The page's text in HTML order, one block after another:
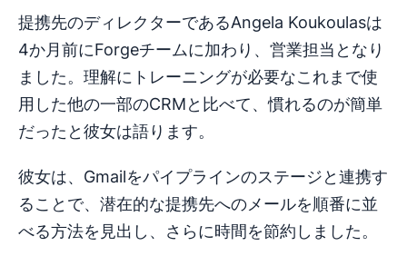
提携先のディレクターであるAngela Koukoulasは
4か月前にForgeチームに加わり、営業担当となり
ました。理解にトレーニングが必要なこれまで使
用した他の一部のCRMと比べて、慣れるのが簡単
だったと彼女は語ります。
彼女は、Gmailをパイプラインのステージと連携す
ることで、潜在的な提携先へのメールを順番に並
べる方法を見出し、さらに時間を節約しました。